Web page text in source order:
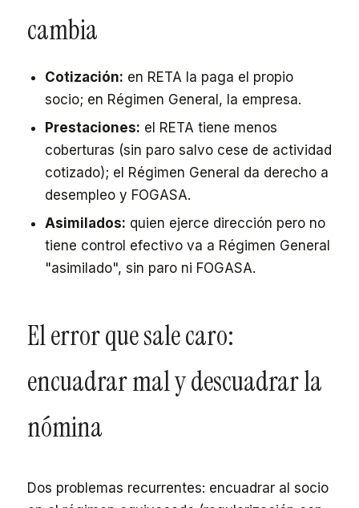
cambia
Cotización: en RETA la paga el propio
socio; en Régimen General, la empresa.
Prestaciones: el RETA tiene menos
coberturas (sin paro salvo cese de actividad
cotizado); el Régimen General da derecho a
desempleo y FOGASA.
Asimilados: quien ejerce dirección pero no
tiene control efectivo va a Régimen General
"asimilado", sin paro ni FOGASA.
El error que sale caro:
encuadrar mal y descuadrar la
nómina
Dos problemas recurrentes: encuadrar al socio